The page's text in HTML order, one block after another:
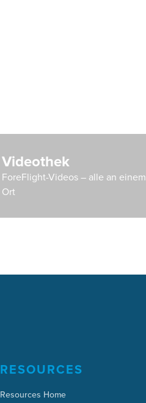
Videothek
ForeFlight-Videos – alle an einem
Ort
RESOURCES
Resources Home